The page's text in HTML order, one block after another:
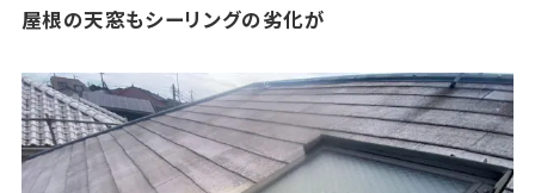
屋根の天窓もシーリングの劣化が